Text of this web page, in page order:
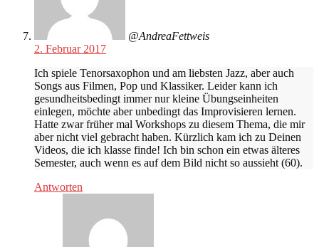
@AndreaFettweis
2. Februar 2017
Ich spiele Tenorsaxophon und am liebsten Jazz, aber auch
Songs aus Filmen, Pop und Klassiker. Leider kann ich
gesundheitsbedingt immer nur kleine Übungseinheiten
einlegen, möchte aber unbedingt das Improvisieren lernen.
Hatte zwar früher mal Workshops zu diesem Thema, die mir
aber nicht viel gebracht haben. Kürzlich kam ich zu Deinen
Videos, die ich klasse finde! Ich bin schon ein etwas älteres
Semester, auch wenn es auf dem Bild nicht so aussieht (60).
Antworten